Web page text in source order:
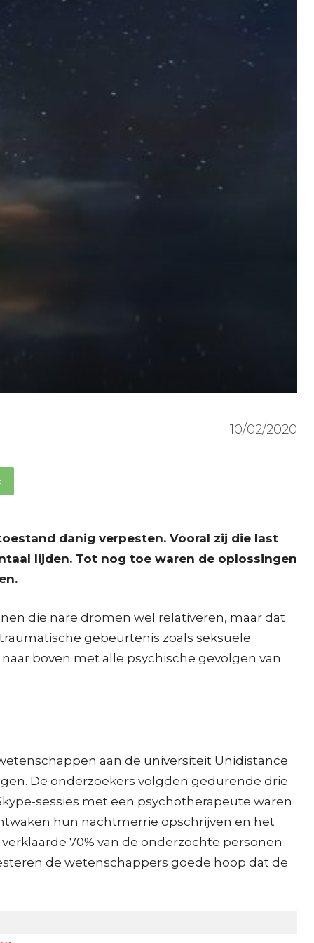
10/02/2020
danig verpesten. Vooral zij die last
lijden. Tot nog toe waren de oplossingen
die nare dromen wel relativeren, maar dat
gebeurtenis zoals seksuele
boven met alle psychische gevolgen van
aan de universiteit Unidistance
De onderzoekers volgden gedurende drie
sessies met een psychotherapeute waren
hun nachtmerrie opschrijven en het
70% van de onderzochte personen
de wetenschappers goede hoop dat de